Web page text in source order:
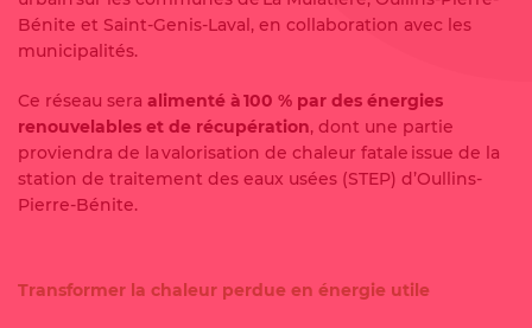
Bénite et Saint-Genis-Laval, en collaboration avec les
municipalités.
Ce réseau sera alimenté à 100 % par des énergies
renouvelables et de récupération, dont une partie
proviendra de la valorisation de chaleur fatale issue de la
station de traitement des eaux usées (STEP) d’Oullins-
Pierre-Bénite.
Transformer la chaleur perdue en énergie utile